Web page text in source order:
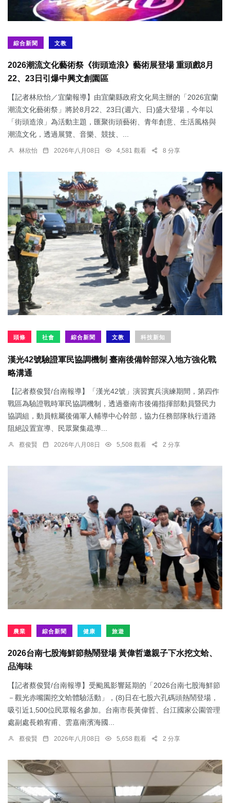
綜合新聞 文教
2026潮流文化藝術祭《街頭造浪》藝術展登場 重頭戲8月
22、23日引爆中興文創園區
【記者林欣怡／宜蘭報導】由宜蘭縣政府文化局主辦的「2026宜蘭
潮流文化藝術祭」將於8月22、23日(週六、日)盛大登場，今年以
「街頭造浪」為活動主題，匯聚街頭藝術、青年創意、生活風格與
潮流文化，透過展覽、音樂、競技、...
林欣怡 2026年八月08日 4,581 觀看 8 分享
頭條 社會 綜合新聞 文教 科技新知
漢光42號驗證軍民協調機制 臺南後備幹部深入地方強化戰
略溝通
【記者蔡俊賢/台南報導】「漢光42號」演習實兵演練期間，第四作
戰區為驗證戰時軍民協調機制，透過臺南市後備指揮部動員暨民力
協調組，動員轄屬後備軍人輔導中心幹部，協力任務部隊執行道路
阻絕設置宣導、民眾聚集疏導...
蔡俊賢 2026年八月08日 5,508 觀看 2 分享
農業 綜合新聞 健康 旅遊
2026台南七股海鮮節熱鬧登場 黃偉哲邀親子下水挖文蛤、
品海味
【記者蔡俊賢/台南報導】受颱風影響延期的「2026台南七股海鮮節
－觀光赤嘴園挖文蛤體驗活動」，(8)日在七股六孔碼頭熱鬧登場，
吸引近1,500位民眾報名參加。台南市長黃偉哲、台江國家公園管理
處副處長賴宥甫、雲嘉南濱海國...
蔡俊賢 2026年八月08日 5,658 觀看 2 分享